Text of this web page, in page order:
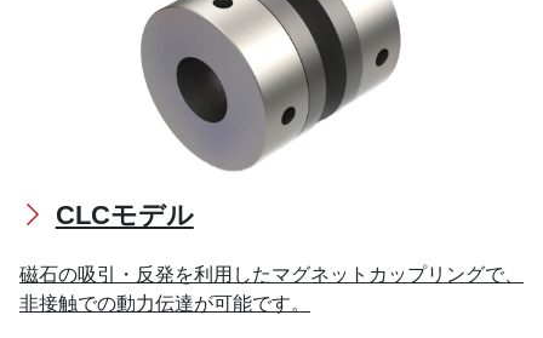
CLCモデル
磁石の吸引・反発を利用したマグネットカップリングで、
非接触での動力伝達が可能です。